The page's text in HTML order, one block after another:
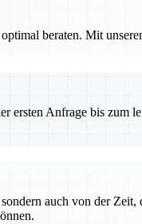
beraten. Mit
ersten Anfrage bis zum
auch von der